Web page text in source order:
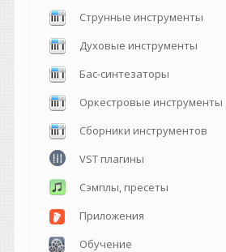
Струнные инструменты
Духовые инструменты
Бас-синтезаторы
Оркестровые инструменты
Сборники инструментов
VST плагины
Сэмплы, пресеты
Приложения
Обучение